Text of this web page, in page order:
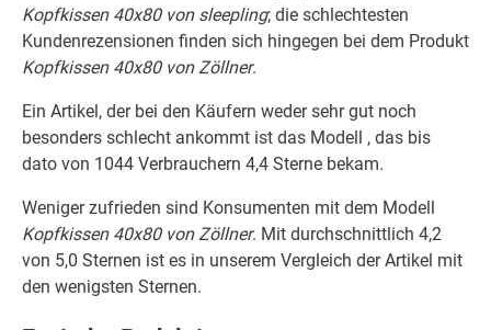
Kopfkissen 40x80 von sleepling; die schlechtesten
Kundenrezensionen finden sich hingegen bei dem Produkt
Kopfkissen 40x80 von Zöllner.
Ein Artikel, der bei den Käufern weder sehr gut noch
besonders schlecht ankommt ist das Modell , das bis
dato von 1044 Verbrauchern 4,4 Sterne bekam.
Weniger zufrieden sind Konsumenten mit dem Modell
Kopfkissen 40x80 von Zöllner. Mit durchschnittlich 4,2
von 5,0 Sternen ist es in unserem Vergleich der Artikel mit
den wenigsten Sternen.